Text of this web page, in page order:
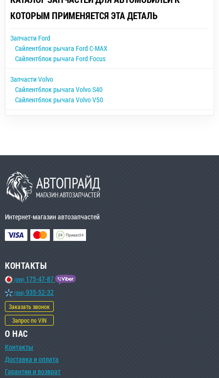
КОТОРЫМ ПРИМЕНЯЕТСЯ ЭТА ДЕТАЛЬ
Запчасти Ford
Сайлентблок рычага Ford C-MAX
Сайлентблок рычага Ford Focus
Запчасти Volvo
Сайлентблок рычага Volvo S40
Сайлентблок рычага Volvo V50
Интернет-магазин автозапчастей
КОНТАКТЫ
(099) 175-47-87
(068) 935-52-32
Заказать звонок
Запрос по VIN
О НАС
Контакты
Доставка и оплата
Гарантии и возврат